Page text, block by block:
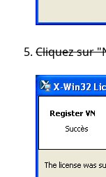
Cliquez sur